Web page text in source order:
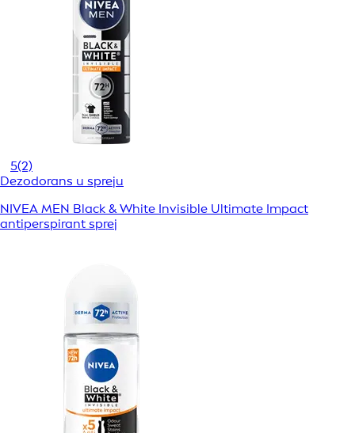
5(2)
Dezodorans u spreju
NIVEA MEN Black & White Invisible Ultimate Impact
antiperspirant sprej